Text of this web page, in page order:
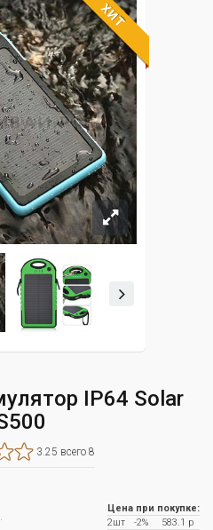
ХИТ
IP64 Solar
3.25 всего 8
Цена при покупке:
2шт
-2%
583.1 р